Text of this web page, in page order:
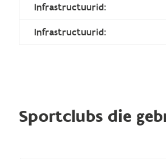
Infrastructuurid:
Infrastructuurid:
Sportclubs die